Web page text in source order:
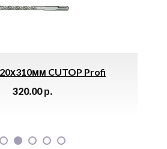
Труба 120х60х4,0